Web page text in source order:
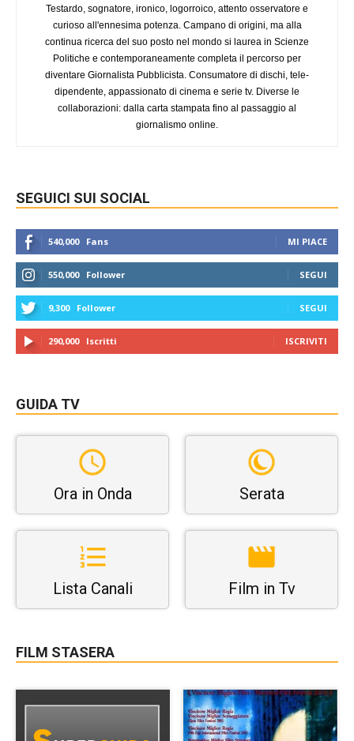
Testardo, sognatore, ironico, logorroico, attento osservatore e
curioso all'ennesima potenza. Campano di origini, ma alla
continua ricerca del suo posto nel mondo si laurea in Scienze
Politiche e contemporaneamente completa il percorso per
diventare Giornalista Pubblicista. Consumatore di dischi, tele-
dipendente, appassionato di cinema e serie tv. Diverse le
collaborazioni: dalla carta stampata fino al passaggio al
giornalismo online.
SEGUICI SUI SOCIAL
540,000 Fans MI PIACE
550,000 Follower SEGUI
9,300 Follower SEGUI
290,000 Iscritti ISCRIVITI
GUIDA TV
Ora in Onda Serata
Lista Canali Film in Tv
FILM STASERA